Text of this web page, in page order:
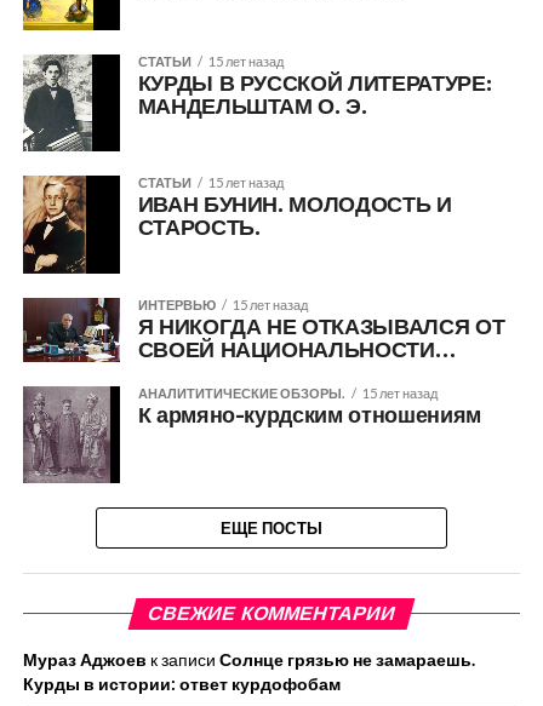
СТАТЬИ 15 лет назад
КУРДЫ В РУССКОЙ ЛИТЕРАТУРЕ:
МАНДЕЛЬШТАМ О. Э.
СТАТЬИ 15 лет назад
ИВАН БУНИН. МОЛОДОСТЬ И
СТАРОСТЬ.
ИНТЕРВЬЮ 15 лет назад
Я НИКОГДА НЕ ОТКАЗЫВАЛСЯ ОТ
СВОЕЙ НАЦИОНАЛЬНОСТИ…
АНАЛИТИТИЧЕСКИЕ ОБЗОРЫ. 15 лет назад
К армяно-курдским отношениям
ЕЩЕ ПОСТЫ
СВЕЖИЕ КОММЕНТАРИИ
Мураз Аджоев к записи Солнце грязью не замараешь.
Курды в истории: ответ курдофобам